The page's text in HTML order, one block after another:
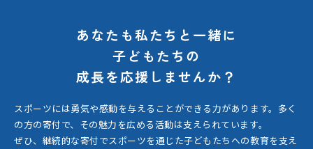
あなたも私たちと一緒に
子どもたちの
成長を応援しませんか？
スポーツには勇気や感動を与えることができる力があります。 多く
の方の寄付で、その魅力を広める活動は支えられています。
ぜひ、継続的な寄付でスポーツを通じた子どもたちへの教育を支え